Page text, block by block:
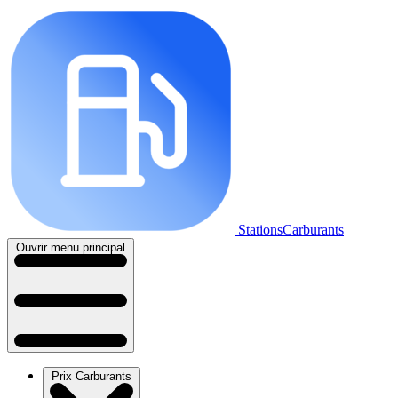
StationsCarburants
Ouvrir menu principal
Prix Carburants